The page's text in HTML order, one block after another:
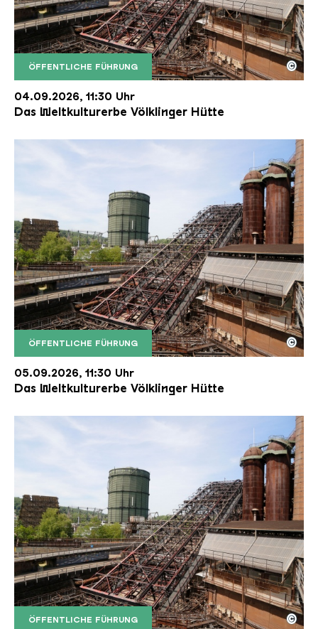
ÖFFENTLICHE FÜHRUNG
Der Erzschrägaufzug der Völklinger Hütte mit
Copyright: Weltkulturerbe Völklinger Hütte | Karl
©
04.09.2026, 11:30 Uhr
Das Weltkulturerbe Völklinger Hütte
ÖFFENTLICHE FÜHRUNG
Der Erzschrägaufzug der Völklinger Hütte mit
Copyright: Weltkulturerbe Völklinger Hütte | Karl
©
05.09.2026, 11:30 Uhr
Das Weltkulturerbe Völklinger Hütte
ÖFFENTLICHE FÜHRUNG ©